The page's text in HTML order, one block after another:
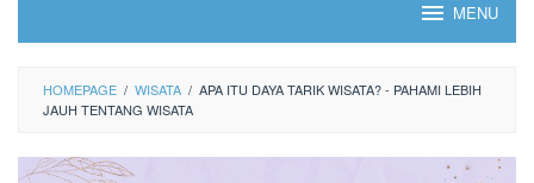
MENU
HOMEPAGE / WISATA / APA ITU DAYA TARIK WISATA? - PAHAMI LEBIH
JAUH TENTANG WISATA